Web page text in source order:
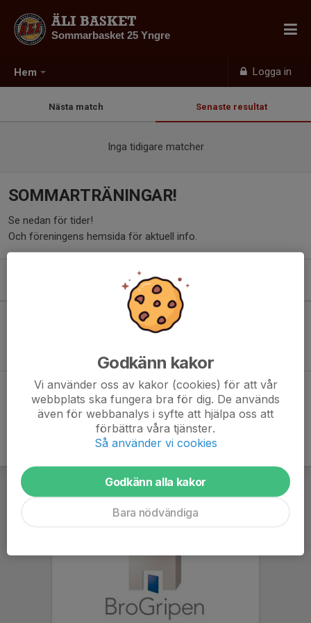
Hem Logga in
ÄLI BASKET
Sommarbasket 25 Yngre
Nästa match Senaste resultat
Inga tidigare matcher
SOMMARTRÄNINGAR!
Se nedan för tider!
Och föreningens hemsida för aktuell info.
Kommande aktiviteter
Inga aktiviteter inbokade
Hela kalendern
Godkänn kakor
Vi använder oss av kakor (cookies) för att vår
webbplats ska fungera bra för dig. De används
även för webbanalys i syfte att hjälpa oss att
förbättra våra tjänster.
Så använder vi cookies
Godkänn alla kakor
Bara nödvändiga